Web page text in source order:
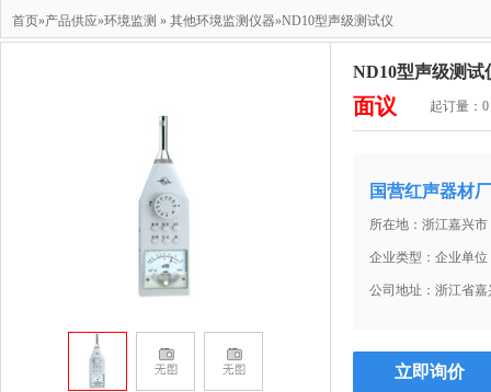
首页»产品供应»环境监测 » 其他环境监测仪器»ND10型声级测试仪
ND10型声级测试
面议 起订量：0
国营红声器材
所在地：浙江嘉兴市
企业类型：企业单位
公司地址：浙江省嘉
立即询价